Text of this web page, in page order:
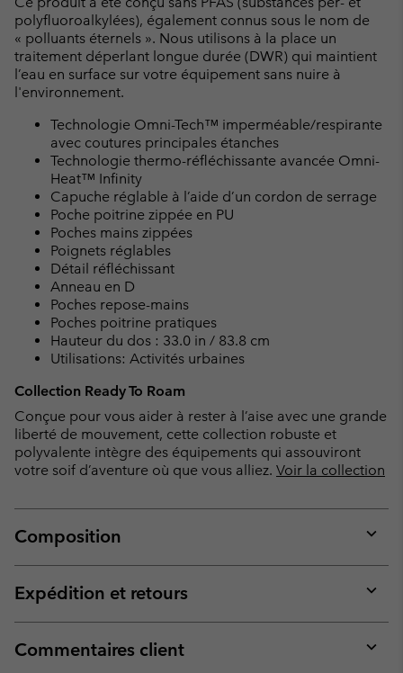
polyfluoroalkylées), également connus sous le nom de
« polluants éternels ». Nous utilisons à la place un
traitement déperlant longue durée (DWR) qui maintient
l’eau en surface sur votre équipement sans nuire à
l'environnement.
Technologie Omni-Tech™ imperméable/respirante
avec coutures principales étanches
Technologie thermo-réfléchissante avancée Omni-
Heat™ Infinity
Capuche réglable à l’aide d’un cordon de serrage
Poche poitrine zippée en PU
Poches mains zippées
Poignets réglables
Détail réfléchissant
Anneau en D
Poches repose-mains
Poches poitrine pratiques
Hauteur du dos : 33.0 in / 83.8 cm
Utilisations: Activités urbaines
Collection Ready To Roam
Conçue pour vous aider à rester à l’aise avec une grande
liberté de mouvement, cette collection robuste et
polyvalente intègre des équipements qui assouviront
votre soif d’aventure où que vous alliez. Voir la collection
Composition
or
Expédition et retours
or
Commentaires client